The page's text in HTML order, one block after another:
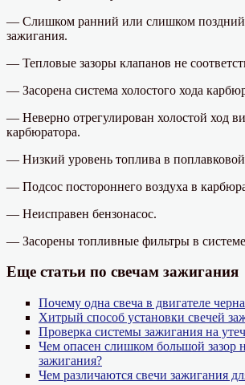
— Слишком ранний или слишком поздний
зажигания.
— Тепловые зазоры клапанов не
— Засорена система холостого хода
— Неверно отрегулирован холостой ход
карбюратора.
— Низкий уровень топлива в
— Подсос постороннего воздуха в
— Неисправен бензонасос.
— Засорены топливные фильтры в
Еще статьи по свечам зажигания
Почему одна свеча в двигателе
Хитрый способ установки свечей
Проверка системы зажигания на
Чем опасен слишком большой зазор
зажигания?
Чем различаются свечи зажигания